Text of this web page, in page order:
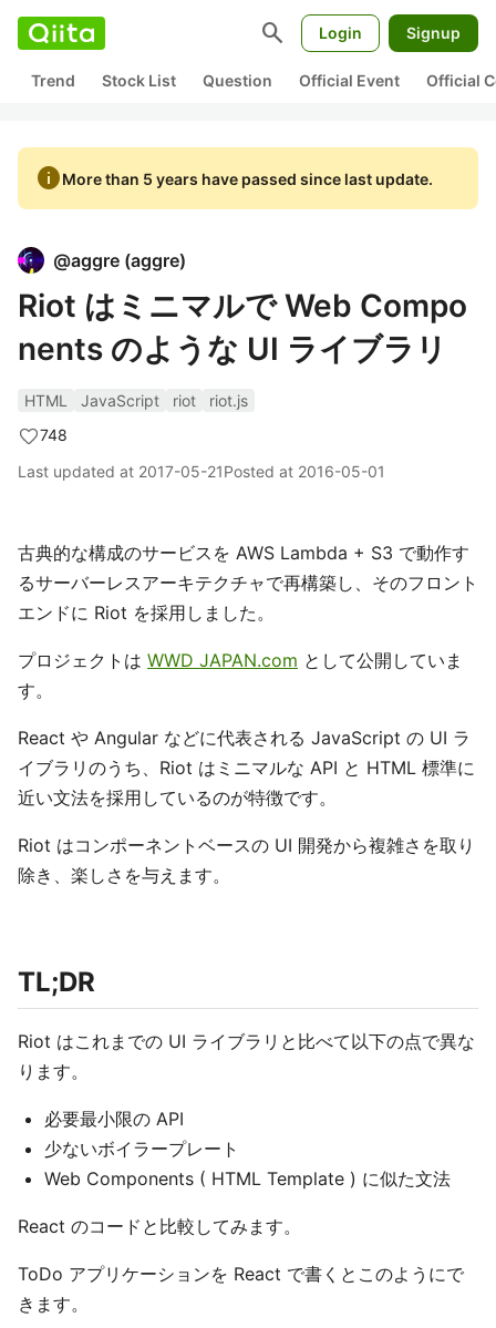
search Login Signup
Trend Stock List Question Official Event Official
infoMore than 5 years have passed since last update.
@aggre (aggre)
Riot はミニマルで Web Compo
nents のような UI ライブラリ
HTML JavaScript riot
riot.js
748
Last updated at 2017-05-21Posted at 2016-05-01
古典的な構成のサービスを AWS Lambda + S3 で動作す
るサーバーレスアーキテクチャで再構築し、そのフロント
エンドに Riot を採用しました。
プロジェクトは WWD JAPAN.com として公開していま
す。
React や Angular などに代表される JavaScript の UI ラ
イブラリのうち、Riot はミニマルな API と HTML 標準に
近い文法を採用しているのが特徴です。
Riot はコンポーネントベースの UI 開発から複雑さを取り
除き、楽しさを与えます。
TL;DR
Riot はこれまでの UI ライブラリと比べて以下の点で異な
ります。
必要最小限の API
少ないボイラープレート
Web Components ( HTML Template ) に似た文法
React のコードと比較してみます。
ToDo アプリケーションを React で書くとこのようにで
きます。